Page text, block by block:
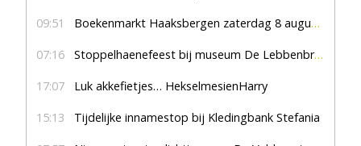
09:51 Boekenmarkt Haaksbergen zaterdag 8 augustus, marktplein Haaksbergen
07:16 Stoppelhaenefeest bij museum De Lebbenbrugge
17:07 Luk akkefietjes… HekselmesienHarry
15:13 Tijdelijke innamestop bij Kledingbank Stefania